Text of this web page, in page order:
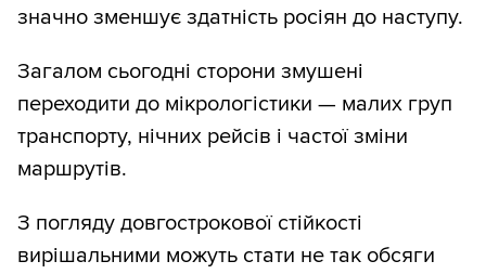
значно зменшує здатність росіян до наступу.
Загалом сьогодні сторони змушені
переходити до мікрологістики — малих груп
транспорту, нічних рейсів і частої зміни
маршрутів.
З погляду довгострокової стійкості
вирішальними можуть стати не так обсяги